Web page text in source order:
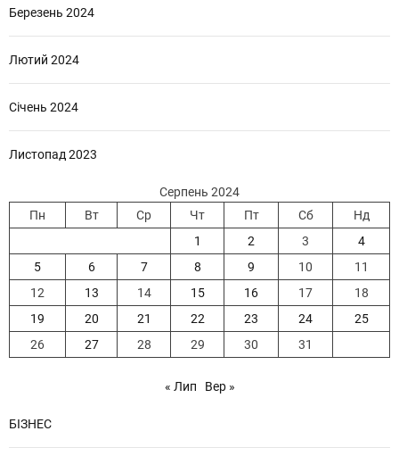
Березень 2024
Лютий 2024
Січень 2024
Листопад 2023
Серпень 2024
Пн
Вт Ср Чт Пт Сб
Нд
1
2 3
4
5
6 7 8 9 10
11
12
13 14 15 16 17
18
19
20 21 22 23 24
25
26
27 28 29 30 31
« Лип Вер »
БІЗНЕС